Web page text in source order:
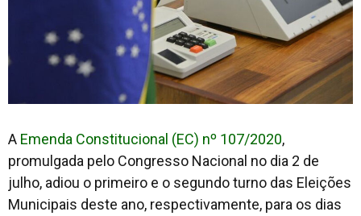
A Emenda Constitucional (EC) nº 107/2020,
promulgada pelo Congresso Nacional no dia 2 de
julho, adiou o primeiro e o segundo turno das Eleições
Municipais deste ano, respectivamente, para os dias